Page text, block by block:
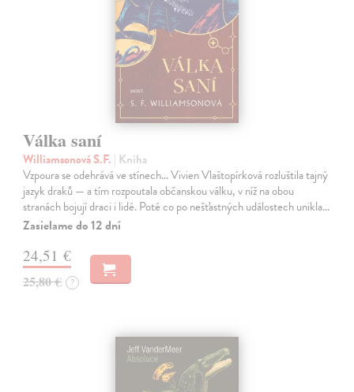
Válka saní
Williamsonová S.F. | Kniha
Vzpoura se odehrává ve stínech… Vivien Vlaštopírková rozluštila tajný
jazyk draků — a tím rozpoutala občanskou válku, v níž na obou
stranách bojují draci i lidé. Poté co po nešťastných událostech unikla…
Zasielame do 12 dní
24,51 €
25,80 € ?